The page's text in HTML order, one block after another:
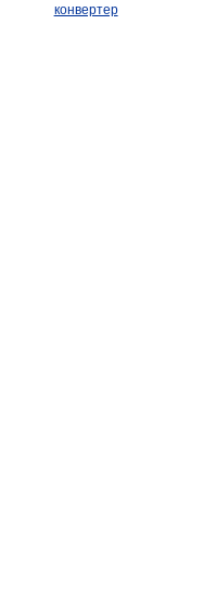
конвертер